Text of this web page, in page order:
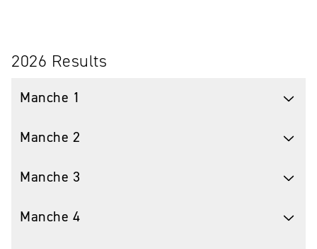
2026 Results
Manche 1
Manche 2
Manche 3
Manche 4